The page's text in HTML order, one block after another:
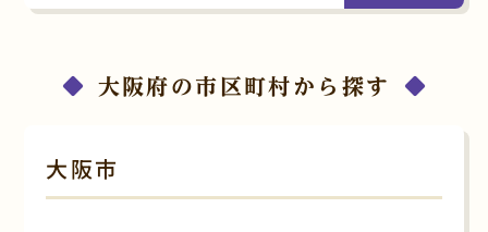
大阪府の市区町村から探す
大阪市